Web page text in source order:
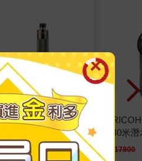
RICOH THETA TE－
貨）
1000 特價 950 元
40米
貨）
17800